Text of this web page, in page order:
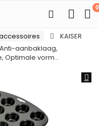
0
KAISER
aanbaklaag,
Optimale vorm…